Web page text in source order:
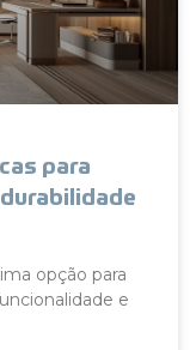
para
opção para
e